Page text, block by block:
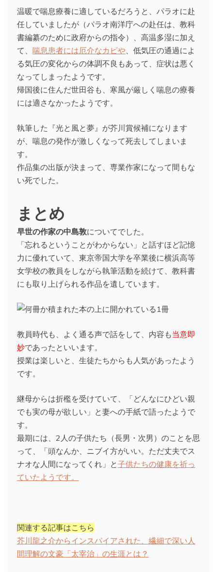
温暖で喘息療養に適しているだろうと、パラオに赴
任していましたが（パラオ南洋庁への赴任は、教科
書編纂のために政府からの指令）、高温多湿に加え
て、 喘息患者には厄介なカビや 、低気圧の通過によ
る気圧の変化からの体調不良もあって、症状は悪く
なってしまったようです。
帰国後に住んだ世田谷も、寒風が厳しく喘息の療養
には適さなかったようです。
執筆した『光と風と夢』が芥川賞候補になります
が、喘息の発作が激しくなって死去してしまいま
す。
作品集の出版が決まって、専業作家になって間もな
い死でした。
まとめ
早世の作家の中島敦についてでした。
「忘れるということがわからない」と話すほど記憶
力に優れていて、東京帝国大学を卒業後に横浜高等
女学校の教員をしながら執筆活動を続けて、教科書
にも取り上げられる作品を遺しています。
教員時代も、よく通る声で話をして、内容も当意即
妙であったといいます。
授業は楽しいと、生徒たちからも人気があったよう
です。
継母からは折檻を受けていて、「どんなにひどい親
でも実の母が欲しい」と妻への手紙で語ったようで
す。
最期には、2人の子供たち（長男・次男）のことを思
って、「頭なんか、ニブイ方がいい。ただ丈夫でス
ナオな人間になってくれ」と子供たちの健康を祈っ
ていたようです。
関連する記事はこちら
芥川龍之介からインスパイアされた、繊細で深い人
間理解の文豪「太宰治」の生涯とは？